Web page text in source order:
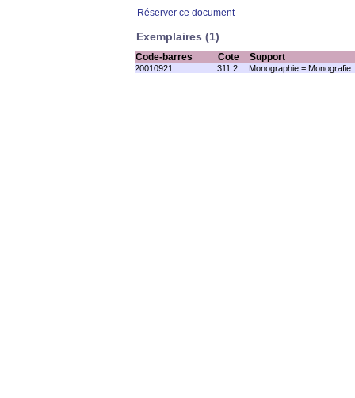
Réserver ce document
Exemplaires (1)
Code-barres Cote Support
20010921 311.2 Monographie = Monografie